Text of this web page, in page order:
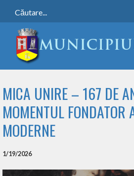
MICA UNIRE – 167 DE
MOMENTUL FONDATOR
MODERNE
1/19/2026